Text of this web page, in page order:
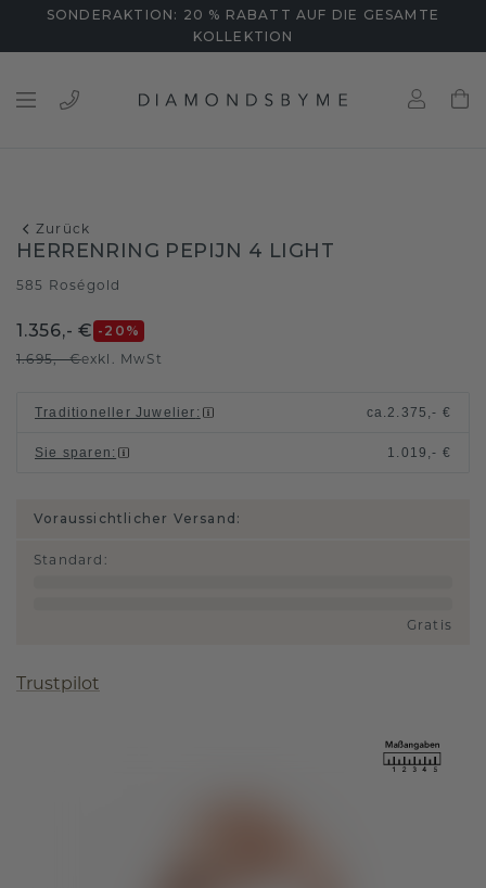
SONDERAKTION: 20 % RABATT AUF DIE GESAMTE
KOLLEKTION
Zurück
HERRENRING PEPIJN 4 LIGHT
585 Roségold
1.356,- € -20 %
1.695,- €exkl. MwSt
Traditioneller Juwelier : ca.2.375,- €
Sie sparen : 1.019,- €
Voraussichtlicher Versand:
Standard :
Gratis
Trustpilot